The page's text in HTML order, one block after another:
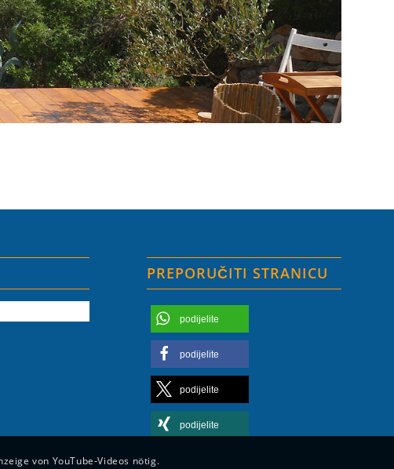
PREPORUČITI STRANICU
podijelite
podijelite
podijelite
podijelite
von YouTube-Videos nötig.